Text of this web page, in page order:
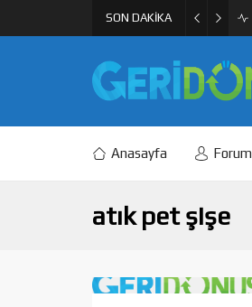
SON DAKİKA
Anasayfa Forum
atık pet şişe